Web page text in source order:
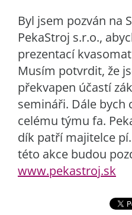
Byl jsem pozván na
PekaStroj s.r.o.,
prezentací
Musím potvrdit, že
překvapen účastí
semináři. Dále bych
celému týmu fa.
dík patří majitelce
této akce budou
www.pekastroj.sk